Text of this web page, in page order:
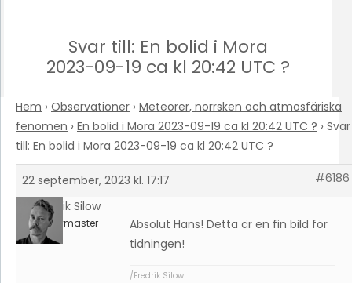
Svar till: En bolid i Mora
2023-09-19 ca kl 20:42 UTC ?
Hem › Observationer › Meteorer, norrsken och atmosfäriska
fenomen › En bolid i Mora 2023-09-19 ca kl 20:42 UTC ? › Svar
till: En bolid i Mora 2023-09-19 ca kl 20:42 UTC ?
22 september, 2023 kl. 17:17
#6186
Fredrik Silow
Keymaster
Absolut Hans! Detta är en fin bild för
tidningen!
/Fredrik Silow